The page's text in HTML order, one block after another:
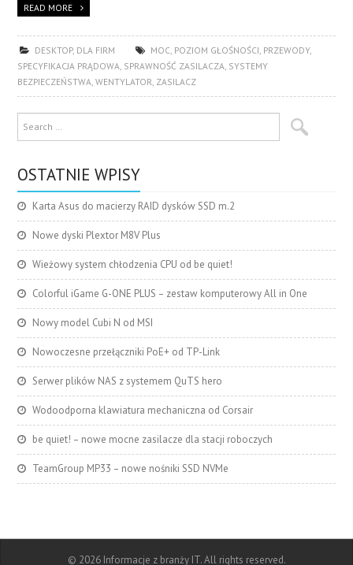
READ MORE
DESKTOP, DLA FIRM MOC POZIOM GŁOŚNOŚCI PRZEWODY,
SPECYFIKACJA PRĄDOWA SPRAWNOŚĆ ZASILACZA SYSTEMY
BEZPIECZEŃSTWA ,WENTYLATOR ZASILACZ
OSTATNIE WPISY
Karta Asus do macierzy RAID dysków SSD m.2
Nowe dyski Plextor M8V Plus
Wieżowy system chłodzenia CPU od be quiet!
Colorful iGame G-ONE PLUS – zestaw komputerowy All in One
Nowy model Cubi N od MSI
Nowoczesne przełączniki PoE+ od TP-Link
Serwer plików NAS z systemem QuTS hero
Wodoodporna klawiatura mechaniczna od Corsair
be quiet! – nowe mocne zasilacze dla stacji roboczych
TeamGroup MP33 – nowe nośniki SSD NVMe
© 2026 Informacje z branży IT. All rights reserved.